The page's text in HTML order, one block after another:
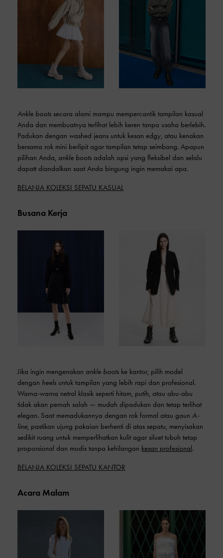
Ankle boots secara alami mampu mempercantik tampilan kasual
Anda dan membuatnya terlihat lebih keren tanpa usaha berlebih.
Padukan dengan washed jeans untuk kesan edgy, atau kenakan
bersama rok mini berlipit agar tampilan tetap seimbang. Apapun
pilihan Anda, ankle boots adalah opsi yang fleksibel dan selalu
dapatt diandalkan saat Anda bingung ingin memakai apa.
BELANJA KOLEKSI SEPATU KASUAL
Busana Kerja
Jika ingin mengenakan ankle boots ke kantor, pilih model
dengan heels untuk tampilan yang lebih rapi dan profesional.
Warna-warna netral klasik seperti hitam, putih, atau abu-abu
tidak akan pernah salah — mudah dipadukan dan tetap terlihat
elegan. Saat memadukannya dengan rok formal atau gaun A-
line, pastikan ujung pakaian berhenti di atas sepatu, menyisakan
sedikit ruang untuk memperlihatkan kulit agar siluet tubuh tetap
proporsional dan modis tanpa kehilangan kesan profesional.
BELANJA KOLEKSI SEPATU KANTOR
Acara Malam